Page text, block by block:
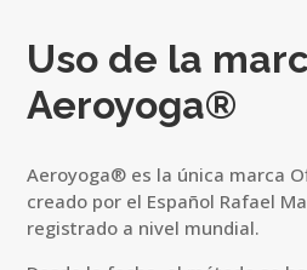
Uso de la
Aeroyoga®
Aeroyoga® es la única marca
creado por el Español Rafael
registrado a nivel mundial.